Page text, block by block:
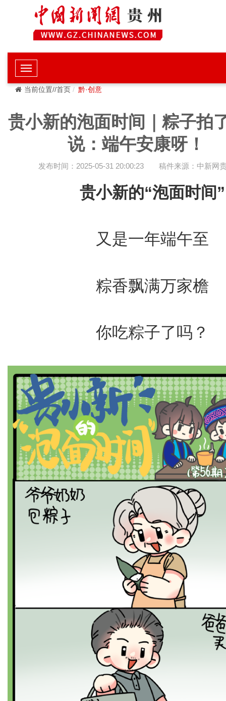
当前位置//首页 黔·创意
贵小新的泡面时间｜粽子拍
说：端午安康呀！
发布时间：2025-05-31 20:00:23 稿件来源：中新网
贵小新的“泡面时间”
又是一年端午至
粽香飘满万家檐
你吃粽子了吗？